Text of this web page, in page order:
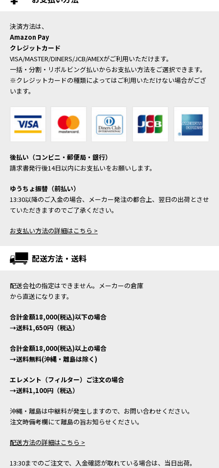
決済方法は、
Amazon Pay
クレジットカード
VISA/MASTER/DINERS/JCB/AMEXがご利用いただけます。
一括・分割・リボルビング払いからお支払い方法をご選択できます。
※クレジットカードの種類によってはご利用いただけない場合がござ
います。
後払い（コンビニ・郵便局・銀行）
請求書発行後14日以内にお支払いをお願いします。
ゆうちょ振替（前払い）
13:30以降のご入金の場合、メーカー発注の都合上、翌日の出荷とさせ
ていただきますのでご了承ください。
お支払い方法の詳細はこちら >
配送方法・送料
配送会社の指定はできません。メーカーの倉庫
から直送になります。
合計金額18,000(税込)以下の場合
→送料1,650円（税込）
合計金額18,000(税込)以上の場合
→送料無料(沖縄・離島は除く)
エレメント（フィルター）ご注文の場合
→送料1,100円（税込）
沖縄・離島は中継料が発生しますので、お問い合わせください。
注文時備考欄にて離島の旨お知らせください。
配送方法の詳細はこちら >
13:30までのご注文で、入金確認が取れている場合は、当日出荷。